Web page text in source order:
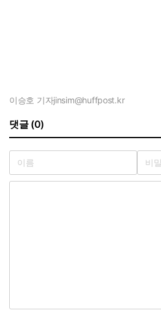
이승호 기자jinsim@huffpost.kr
댓글 (0)